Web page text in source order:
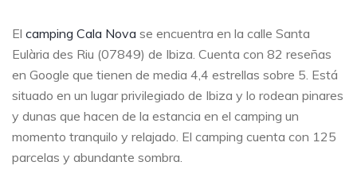
El camping Cala Nova se encuentra en la calle Santa
Eulària des Riu (07849) de Ibiza. Cuenta con 82 reseñas
en Google que tienen de media 4,4 estrellas sobre 5. Está
situado en un lugar privilegiado de Ibiza y lo rodean pinares
y dunas que hacen de la estancia en el camping un
momento tranquilo y relajado. El camping cuenta con 125
parcelas y abundante sombra.